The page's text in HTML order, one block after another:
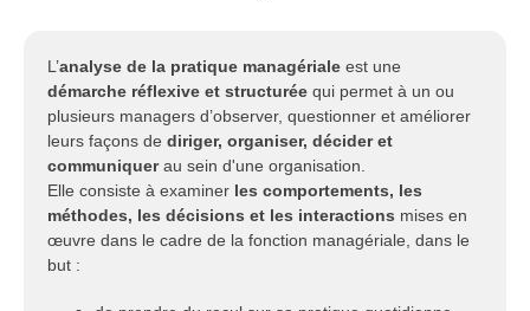
L’analyse de la pratique managériale est une
démarche réflexive et structurée qui permet à un ou
plusieurs managers d’observer, questionner et améliorer
leurs façons de diriger, organiser, décider et
communiquerau sein d'une organisation.
Elle consiste à examiner les comportements, les
méthodes, les décisions et les interactions mises en
œuvre dans le cadre de la fonction managériale, dans le
but :